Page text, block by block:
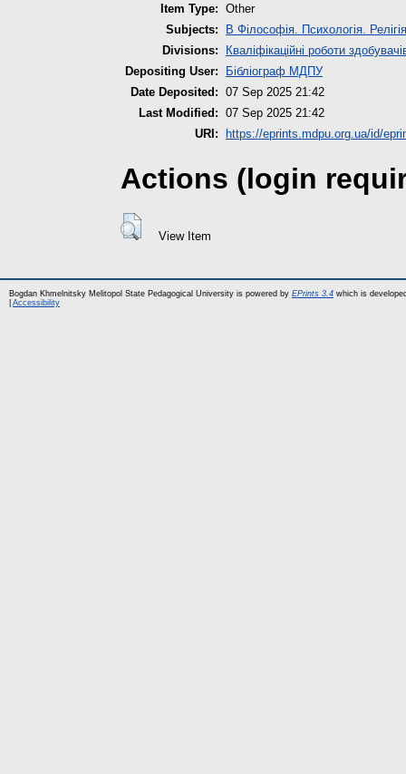
Item Type: Other
Subjects:
B Філософія. Психологія. Релігія
Divisions:
Кваліфікаційні роботи
Depositing User:
Бібліограф МДПУ
Date Deposited: 07 Sep 2025 21:42
Last Modified: 07 Sep 2025 21:42
URI:
https://eprints.mdpu.org.ua/id/
Actions (login
View Item
Bogdan Khmelnitsky Melitopol State Pedagogical University is powered by EPrints 3.4 which is
Accessibility